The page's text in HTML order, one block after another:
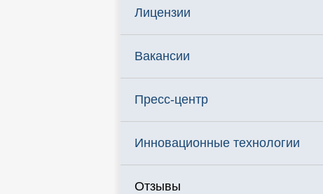
Лицензии
Вакансии
Пресс-центр
Инновационные технологии
Отзывы